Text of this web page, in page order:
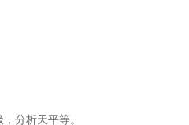
析天平等。